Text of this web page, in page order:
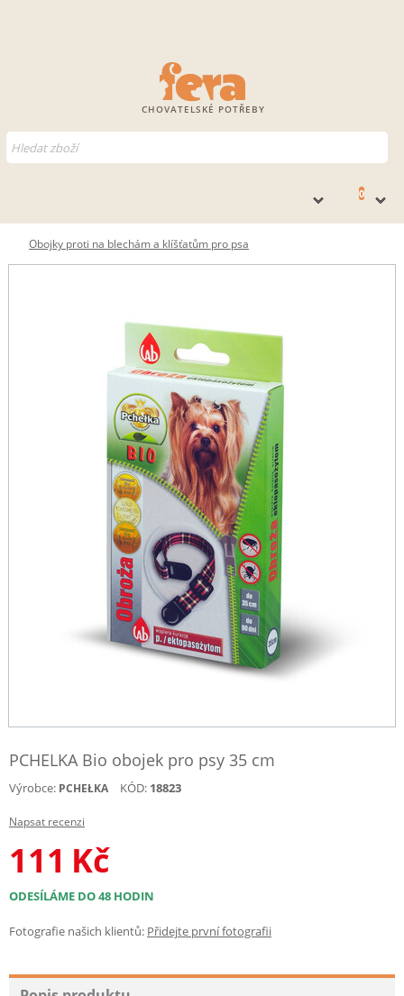
CHOVATELSKÉ POTŘEBY
0
Obojky proti na blechám a klíšťatům pro psa
PCHELKA Bio obojek pro psy 35 cm
Výrobce: PCHEŁKA KÓD: 18823
Napsat recenzi
111 Kč
ODESÍLÁME DO 48 HODIN
Fotografie našich klientů: Přidejte první fotografii